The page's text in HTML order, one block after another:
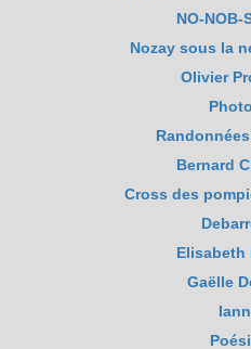
NO-NOB-
Nozay sous la
Olivier
Bernard
Cross des
Elisabeth
Gaëlle
Iann